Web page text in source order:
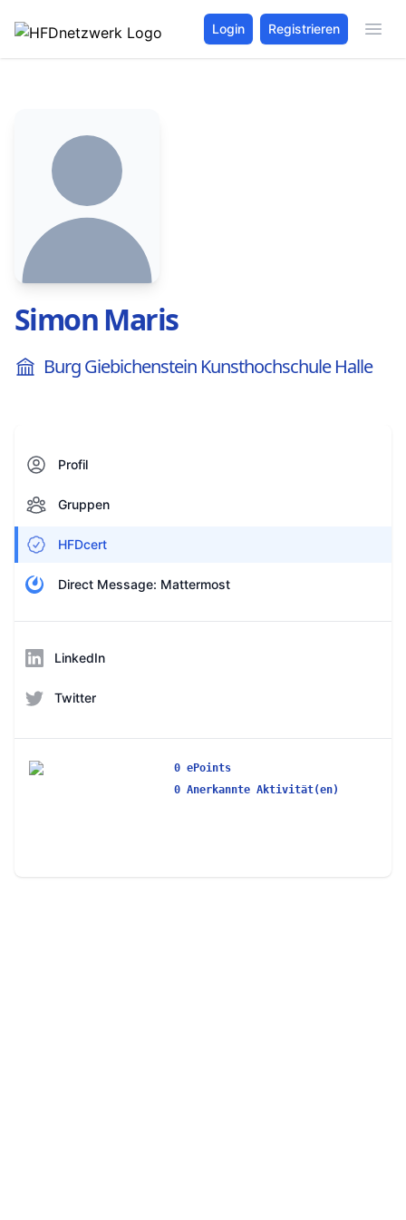
Login Registrieren
Simon Maris
Burg Giebichenstein Kunsthochschule Halle
Profil
Gruppen
HFDcert
Direct Message: Mattermost
LinkedIn
Twitter
0 ePoints
0 Anerkannte Aktivität(en)